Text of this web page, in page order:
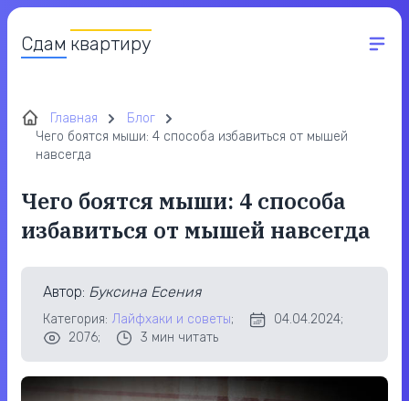
Сдам квартиру
Главная
Блог
Чего боятся мыши: 4 способа избавиться от мышей
навсегда
Чего боятся мыши: 4 способа
избавиться от мышей навсегда
Автор: Буксина Есения
Категория: Лайфхаки и советы;
04.04.2024;
2076;
3 мин читать